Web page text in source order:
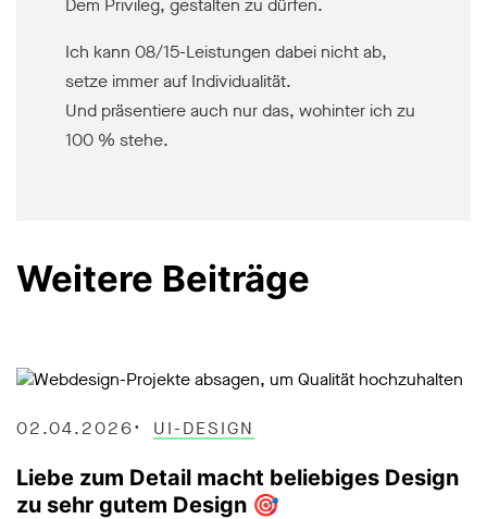
Dem Privileg, gestalten zu dürfen.
Ich kann 08/15-Leistungen dabei nicht ab,
setze immer auf Individualität.
Und präsentiere auch nur das, wohinter ich zu
100 % stehe.
Weitere Beiträge
02.04.2026 UI-DESIGN
Liebe zum Detail macht beliebiges Design
zu sehr gutem Design 🎯